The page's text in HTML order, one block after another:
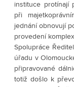
instituce protínají
při
jednání obnovují
provedení
Spolupráce
úřadu v
připravované
totiž došlo k